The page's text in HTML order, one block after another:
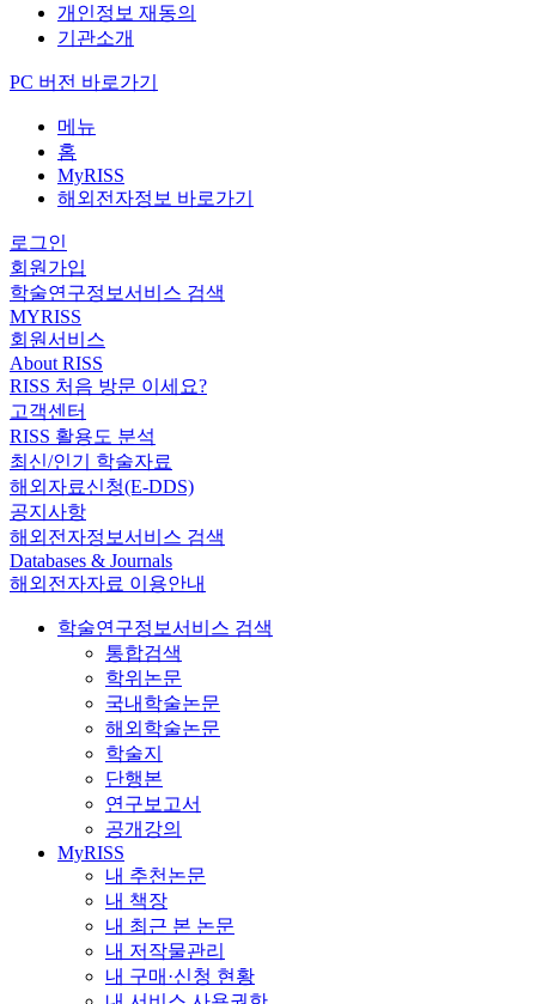
개인정보 재동의
기관소개
PC 버전 바로가기
메뉴
홈
MyRISS
해외전자정보 바로가기
로그인
회원가입
학술연구정보서비스 검색
MYRISS
회원서비스
About RISS
RISS 처음 방문 이세요?
고객센터
RISS 활용도 분석
최신/인기 학술자료
해외자료신청(E-DDS)
공지사항
해외전자정보서비스 검색
Databases & Journals
해외전자자료 이용안내
학술연구정보서비스 검색
통합검색
학위논문
국내학술논문
해외학술논문
학술지
단행본
연구보고서
공개강의
MyRISS
내 추천논문
내 책장
내 최근 본 논문
내 저작물관리
내 구매·신청 현황